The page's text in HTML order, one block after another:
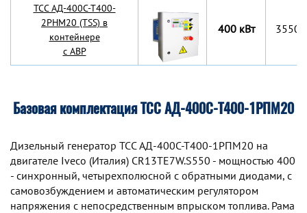
TCC АД-400С-Т400-
2РНМ20 (TSS) в
контейнере
с АВР
400 кВт
Базовая комплектация ТСС АД-400С-Т400-1РПМ20
Дизельный генератор TCC АД-400С-Т400-1РПМ20 на
двигателе Iveco (Италия) CR13TE7W.S550 - мощностью 400
- синхронный, четырехполюсной с обратными диодами, с
самовозбуждением и автоматическим регулятором
напряжения с непосредственным впрыском топлива. Рама